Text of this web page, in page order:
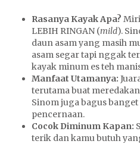
Rasanya Kayak Apa?
LEBIH RINGAN (mild).
daun asam yang masih
asam segar tapi nggak
kayak minum es teh
Manfaat Utamanya:
terutama buat
Sinom juga bagus
pencernaan.
Cocok Diminum Kapan:
terik dan kamu butuh